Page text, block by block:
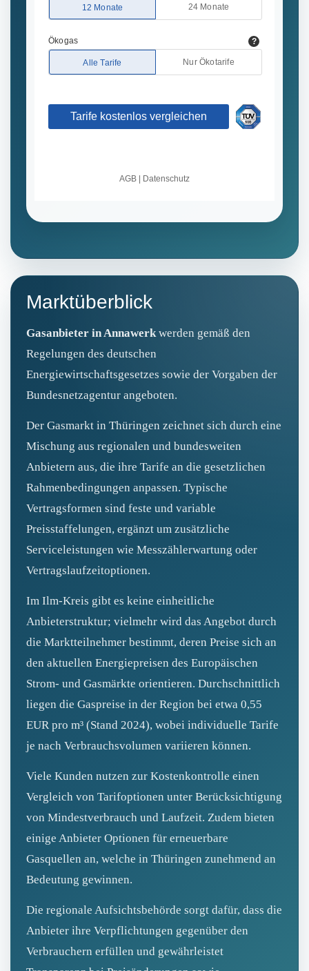
Marktüberblick
Gasanbieter in Annawerk werden gemäß den
Regelungen des deutschen
Energiewirtschaftsgesetzes sowie der Vorgaben der
Bundesnetzagentur angeboten.
Der Gasmarkt in Thüringen zeichnet sich durch eine
Mischung aus regionalen und bundesweiten
Anbietern aus, die ihre Tarife an die gesetzlichen
Rahmenbedingungen anpassen. Typische
Vertragsformen sind feste und variable
Preisstaffelungen, ergänzt um zusätzliche
Serviceleistungen wie Messzählerwartung oder
Vertragslaufzeitoptionen.
Im Ilm-Kreis gibt es keine einheitliche
Anbieterstruktur; vielmehr wird das Angebot durch
die Marktteilnehmer bestimmt, deren Preise sich an
den aktuellen Energiepreisen des Europäischen
Strom- und Gasmärkte orientieren. Durchschnittlich
liegen die Gaspreise in der Region bei etwa 0,55
EUR pro m³ (Stand 2024), wobei individuelle Tarife
je nach Verbrauchsvolumen variieren können.
Viele Kunden nutzen zur Kostenkontrolle einen
Vergleich von Tarifoptionen unter Berücksichtigung
von Mindestverbrauch und Laufzeit. Zudem bieten
einige Anbieter Optionen für erneuerbare
Gasquellen an, welche in Thüringen zunehmend an
Bedeutung gewinnen.
Die regionale Aufsichtsbehörde sorgt dafür, dass die
Anbieter ihre Verpflichtungen gegenüber den
Verbrauchern erfüllen und gewährleistet